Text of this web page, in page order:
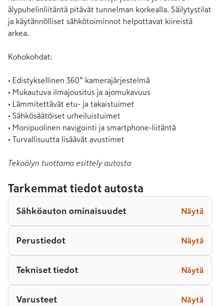
älypuhelinliitäntä pitävät tunnelman korkealla. Säilytystilat
ja käytännölliset sähkötoiminnot helpottavat kiireistä
arkea.
Kohokohdat:
• Edistyksellinen 360° kamerajärjestelmä
• Mukautuva ilmajousitus ja ajomukavuus
• Lämmitettävät etu- ja takaistuimet
• Sähkösäätöiset urheiluistuimet
• Monipuolinen navigointi ja smartphone-liitäntä
• Turvallisuutta lisäävät avustimet
Tekoälyn tuottama esittely autosta
Tarkemmat tiedot autosta
Sähköauton ominaisuudet Näytä
Perustiedot Näytä
Tekniset tiedot Näytä
Varusteet Näytä